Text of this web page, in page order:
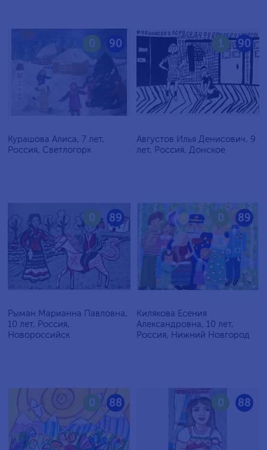
90
0
Курашова Алиса, 7 лет,
Россия, Светлогорк
90
1
Августов Илья Денисович, 9
лет, Россия, Донское
89
0
Рыман Марианна Павловна,
10 лет, Россия,
Новороссийск
89
0
Килякова Есения
Александровна, 10 лет,
Россия, Нижний Новгород
88
0 88
0